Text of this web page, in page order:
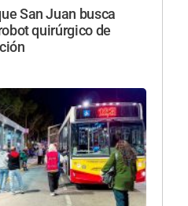
San Juan busca
quirúrgico de